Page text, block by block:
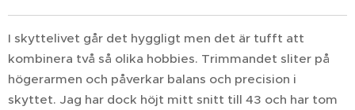
I skyttelivet går det hyggligt men det är tufft att
kombinera två så olika hobbies. Trimmandet sliter på
högerarmen och påverkar balans och precision i
skyttet. Jag har dock höjt mitt snitt till 43 och har tom